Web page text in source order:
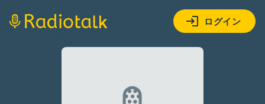
ログイン